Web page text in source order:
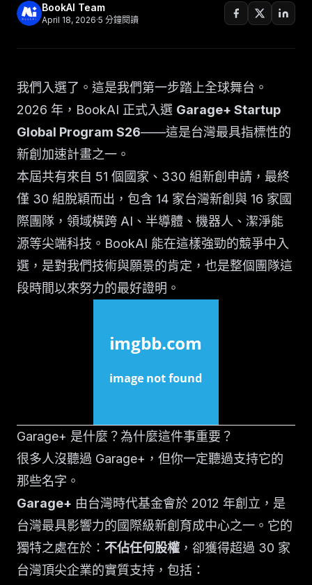
BookAI Team
April 18, 2026·5 分鐘閱讀
我們入選了。這是我們第一步踏上全球舞台。
2026 年，BookAI 正式入選 Garage+ Startup
Global Program S26——這是台灣最具指標性的
新創加速計畫之一。
本屆共有來自 51 個國家、330 組新創申請，最終
僅 30 組脫穎而出，包含 14 家台灣新創與 16 家國
際團隊，領域橫跨 AI、半導體、機器人、潔淨能
源等尖端科技。BookAI 能在這樣強勁的競爭中入
選，是對我們技術與願景的肯定，也是整個團隊這
段時間以來努力的最好證明。
Garage+ 是什麼？為什麼這件事重要？
很多人沒聽過 Garage+，但你一定聽過支持它的
那些名字。
Garage+ 由台灣時代基金會於 2012 年創立，是
台灣最具影響力的國際級新創育成中心之一。它的
獨特之處在於： 不佔任何股權 ，卻獲得超過 30 家
台灣頂尖企業的實質支持，包括：